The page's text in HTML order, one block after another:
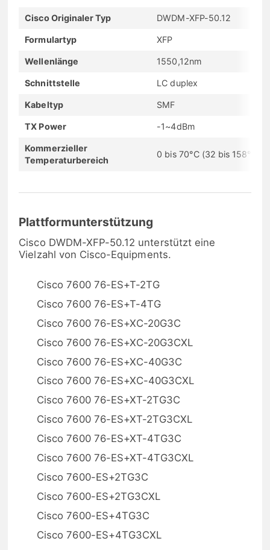
Cisco Originaler Typ DWDM-XFP-50.12
Formulartyp XFP
Wellenlänge 1550,12nm
Schnittstelle LC duplex
Kabeltyp SMF
TX Power -1~4dBm
Kommerzieller
Temperaturbereich
0 bis 70°C (32 bis 158°F)
Plattformunterstützung
Cisco DWDM-XFP-50.12 unterstützt eine
Vielzahl von Cisco-Equipments.
Cisco 7600 76-ES+T-2TG
Cisco 7600 76-ES+T-4TG
Cisco 7600 76-ES+XC-20G3C
Cisco 7600 76-ES+XC-20G3CXL
Cisco 7600 76-ES+XC-40G3C
Cisco 7600 76-ES+XC-40G3CXL
Cisco 7600 76-ES+XT-2TG3C
Cisco 7600 76-ES+XT-2TG3CXL
Cisco 7600 76-ES+XT-4TG3C
Cisco 7600 76-ES+XT-4TG3CXL
Cisco 7600-ES+2TG3C
Cisco 7600-ES+2TG3CXL
Cisco 7600-ES+4TG3C
Cisco 7600-ES+4TG3CXL